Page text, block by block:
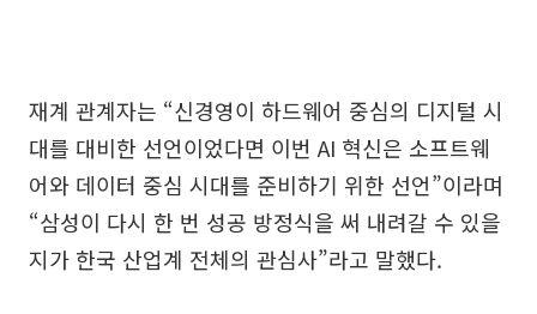
재계 관계자는 “신경영이 하드웨어 중심의 디지털 시
대를 대비한 선언이었다면 이번 AI 혁신은 소프트웨
어와 데이터 중심 시대를 준비하기 위한 선언”이라며
“삼성이 다시 한 번 성공 방정식을 써 내려갈 수 있을
지가 한국 산업계 전체의 관심사”라고 말했다.